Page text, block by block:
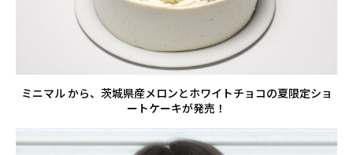
ミニマル から、茨城県産メロンとホワイトチョコの夏限定ショ
ートケーキが発売！